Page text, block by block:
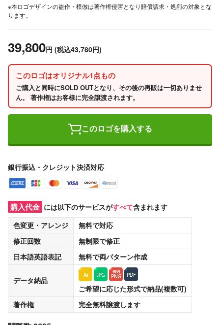
※本ロゴデザインの盗作・模倣は著作権侵害となり賠償請求・処罰の対象とな
ります。
39,800円 (税込43,780円)
このロゴはオリジナル1点もの
ご購入と同時にSOLD OUTとなり、その後の再販は一切ありませ
ん。 著作権はお客様に完全譲渡されます。
このロゴを購入する
銀行振込・クレジット決済対応
購入代金 には以下のサービスがすべて含まれます
色変更・アレンジ
無料で対応
修正回数
無制限で修正
日本語英語表記
無料で両パターン作成
データ納品
ご希望に応じた形式で納品(複数可)
著作権
完全無料譲渡します